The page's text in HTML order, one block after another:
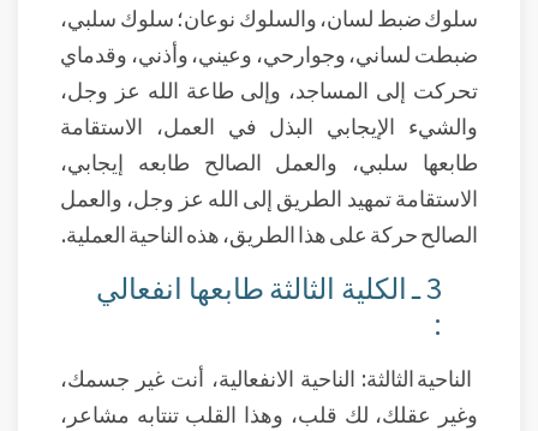
سلوك ضبط لسان، والسلوك نوعان؛ سلوك سلبي،
ضبطت لساني، وجوارحي، وعيني، وأذني، وقدماي
تحركت إلى المساجد، وإلى طاعة الله عز وجل،
والشيء الإيجابي البذل في العمل، الاستقامة
طابعها سلبي، والعمل الصالح طابعه إيجابي،
الاستقامة تمهيد الطريق إلى الله عز وجل، والعمل
الصالح حركة على هذا الطريق، هذه الناحية العملية.
3 ـ الكلية الثالثة طابعها انفعالي
:
الناحية الثالثة: الناحية الانفعالية، أنت غير جسمك،
وغير عقلك، لك قلب، وهذا القلب تنتابه مشاعر،